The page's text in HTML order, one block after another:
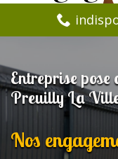
Entreprise
Preuilly La
Nos